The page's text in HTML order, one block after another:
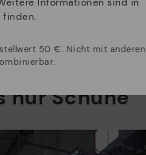
nur Schuhe
finden.
50 €. Nicht mit anderen